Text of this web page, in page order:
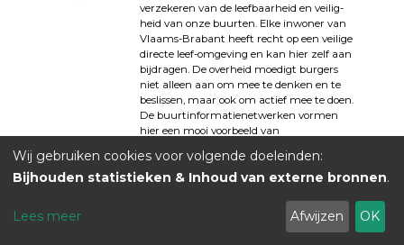
verzekeren van de leefbaarheid en veilig-
heid van onze buurten. Elke inwoner van
Vlaams-Brabant heeft recht op een veilige
directe leef-omgeving en kan hier zelf aan
bijdragen. De overheid moedigt burgers
niet alleen aan om mee te denken en te
beslissen, maar ook om actief mee te doen.
De buurtinformatienetwerken vormen
hier een mooi voorbeeld van
af voor Vlaams-Brabant
Wij gebruiken cookies voor volgende doeleinden:
Bijhouden statistieken & Inhoud van externe bronnen.
Lees meer Afwijzen OK